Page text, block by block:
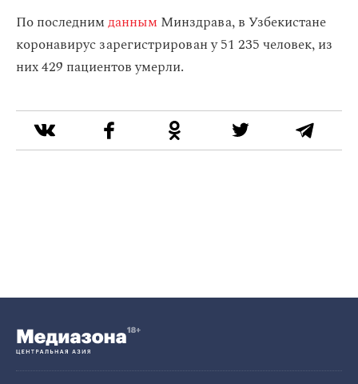
По последнимданным Минздрава, в Узбекистане
коронавирус зарегистрирован у 51 235 человек, из
них 429 пациентов умерли.